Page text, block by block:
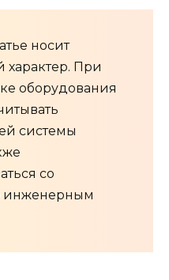
носит
характер. При
оборудования
системы
со
инженерным